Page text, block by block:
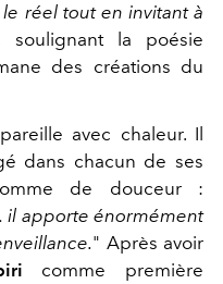
réel tout en invitant à
soulignant la poésie
des créations du
avec chaleur. Il
dans chacun de ses
de douceur :
il apporte énormément
" Après avoir
comme première